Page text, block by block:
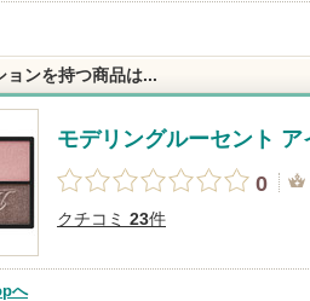
ョンを持つ商品は...
モデリングルーセント ア
0
クチコミ 23件
へ